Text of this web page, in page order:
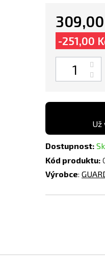
-251,00
Už
Dostupnost:
Kód produktu:
Výrobce: